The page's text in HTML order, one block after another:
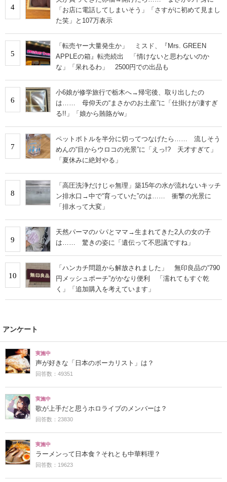
4
「お店に電話してしまいそう」「さすがに初めて見まし
た笑」と107万表示
5
「転売ヤー大量発生か」 ミスド、『Mrs. GREEN
APPLEの箱』転売続出 「情けないと思わないのか
な」「呆れるわ」 2500円での出品も
6
小6娘が修学旅行で栃木へ→帰宅後、取り出したの
は…… 母仰天の“まさかのお土産”に「仕掛けが凄すぎ
る!!」「娘から賄賂がw」
7
ペットボトルを半分に切ってつなげたら…… 流しそう
めんの“目からウロコの光景”に「えっ!? 天才すぎて」
「夏休みに絶対やる」
8
「高圧洗浄だけじゃ無理」築15年の水が流れないキッチ
ン排水口→中で“育っていた”のは…… 衝撃の光景に
「排水って大変」
9
天然パーマのパパとママ→生まれてきた2人の女の子
は…… 驚きの姿に「遺伝って不思議ですね」
10
「ハンカチ問題から解放されました」 無印良品の“790
円メッシュポーチ”がかなり便利 「濡れてもすぐ乾
く」「追加購入を考えています」
アンケート
実施中
声が好きな「日本のボーカリスト」は？
回答数：49351
実施中
歌が上手だと思うホロライブのメンバーは？
回答数：23830
実施中
ラーメンって日本食？それとも中華料理？
回答数：19623